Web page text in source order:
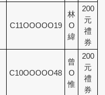
C11OOOOO19
林
O
緯
200
元
禮
券
C10OOOOO48
曾
O
惟
200
元
禮
券